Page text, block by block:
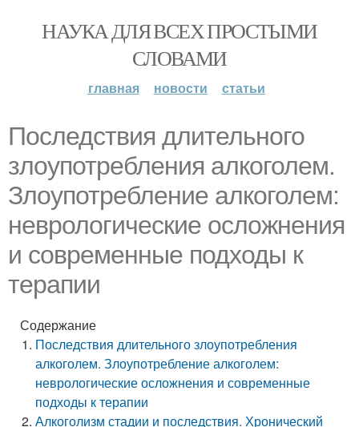
НАУКА ДЛЯ ВСЕХ ПРОСТЫМИ
СЛОВАМИ
главная новости статьи
Последствия длительного
злоупотребления алкоголем.
Злоупотребление алкоголем:
неврологические осложнения
и современные подходы к
терапии
Содержание
Последствия длительного злоупотребления
алкоголем. Злоупотребление алкоголем:
неврологические осложнения и современные
подходы к терапии
Алкоголизм стадии и последствия. Хронический